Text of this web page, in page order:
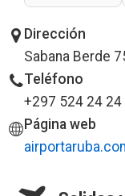
Dirección
Sabana Berde
Teléfono
+297 524 24 24
Página web